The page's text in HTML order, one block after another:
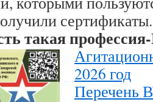
сертификаты.
такая
2026 год
Перечень